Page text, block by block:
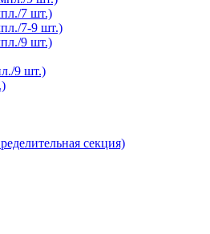
7 шт.)
7-9 шт.)
9 шт.)
9 шт.)
секция)